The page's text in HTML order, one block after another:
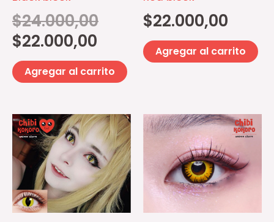
$24.000,00
$22.000,00
Agregar al carrito
$22.000,00
Agregar al carrito